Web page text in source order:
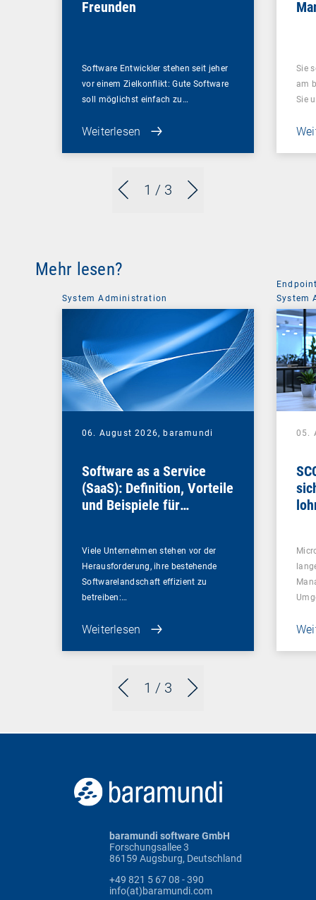
1 / 3
Freunden
Software Entwickler stehen seit jeher
vor einem Zielkonflikt: Gute Software
soll möglichst einfach zu…
Weiterlesen
Sie
am
Sie
Mehr lesen?
1 / 3
System Administration
06. August 2026, baramundi
Software as a Service
(SaaS): Definition, Vorteile
und Beispiele für
Viele Unternehmen stehen vor der
Herausforderung, ihre bestehende
Softwarelandschaft effizient zu
betreiben:…
Weiterlesen
System
05.
baramundi software GmbH
Forschungsallee 3
86159 Augsburg, Deutschland
+49 821 5 67 08 - 390
info(at)baramundi.com